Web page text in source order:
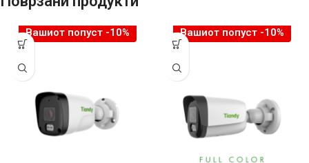
Вашиот попуст -10% Вашиот попуст -10%